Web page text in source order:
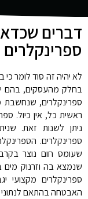
דברים
ספרינקלרים
לא יהיה זה סוד לומר
בחלק מהעסקים, בהם
ספרינקלרים,
ראשית כל, אין כיול.
ניתן לשנות זאת.
ספרינקלרים.
שעומס חום נוצר
שנמצא בה וזרנוק
ספרינקלרים
האבטחה בהתאם